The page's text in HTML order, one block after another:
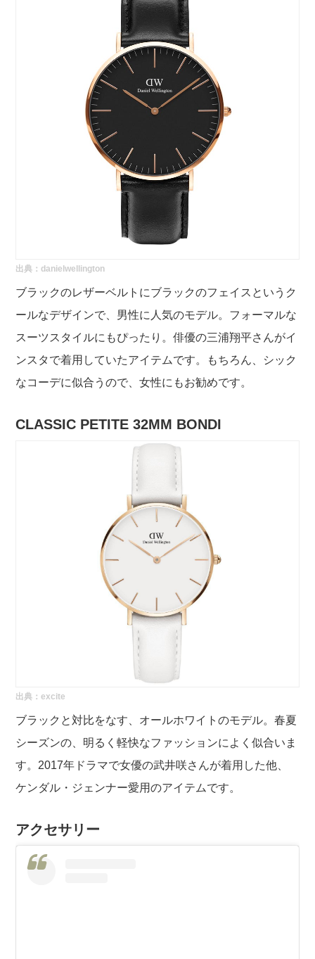
出典：danielwellington
ブラックのレザーベルトにブラックのフェイスというク
ールなデザインで、男性に人気のモデル。フォーマルな
スーツスタイルにもぴったり。俳優の三浦翔平さんがイ
ンスタで着用していたアイテムです。もちろん、シック
なコーデに似合うので、女性にもお勧めです。
CLASSIC PETITE 32MM BONDI
出典：excite
ブラックと対比をなす、オールホワイトのモデル。春夏
シーズンの、明るく軽快なファッションによく似合いま
す。2017年ドラマで女優の武井咲さんが着用した他、
ケンダル・ジェンナー愛用のアイテムです。
アクセサリー